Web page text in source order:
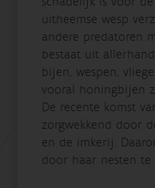
uitheemse wesp
andere predatoren
bestaat uit
bijen, wespen,
vooral honingbijen
De recente komst
zorgwekkend door
en de imkerij.
door haar nesten te